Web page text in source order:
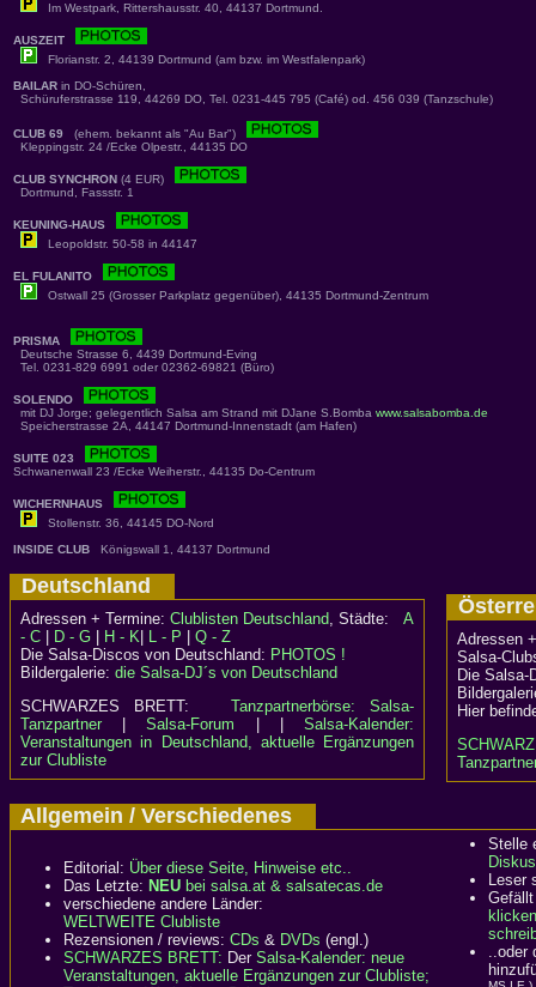
Im Westpark, Rittershausstr. 40, 44137 Dortmund.
AUSZEIT
Florianstr. 2, 44139 Dortmund (am bzw. im Westfalenpark)
BAILAR in DO-Schüren,
Schüruferstrasse 119, 44269 DO, Tel. 0231-445 795 (Café) od. 456 039 (Tanzschule)
CLUB 69 (ehem. bekannt als "Au Bar")
Kleppingstr. 24 /Ecke Olpestr., 44135 DO
CLUB SYNCHRON (4 EUR)
Dortmund, Fassstr. 1
KEUNING-HAUS
Leopoldstr. 50-58 in 44147
EL FULANITO
Ostwall 25 (Grosser Parkplatz gegenüber), 44135 Dortmund-Zentrum
PRISMA
Deutsche Strasse 6, 4439 Dortmund-Eving
Tel. 0231-829 6991 oder 02362-69821 (Büro)
SOLENDO
mit DJ Jorge; gelegentlich Salsa am Strand mit DJane S.Bomba www.salsabomba.de
Speicherstrasse 2A, 44147 Dortmund-Innenstadt (am Hafen)
SUITE 023
Schwanenwall 23 /Ecke Weiherstr., 44135 Do-Centrum
WICHERNHAUS
Stollenstr. 36, 44145 DO-Nord
INSIDE CLUB Königswall 1, 44137 Dortmund
Deutschland
Adressen + Termine: Clublisten Deutschland, Städte: A
- C
D - G H - K L - P
Q - Z
Die Salsa-Discos von Deutschland: PHOTOS !
Bildergalerie: die Salsa-DJ´s von Deutschland
SCHWARZES BRETT:Tanzpartnerbörse: Salsa-
Tanzpartner|Salsa-Forum | |Salsa-Kalender:
Veranstaltungen in Deutschland, aktuelle Ergänzungen
zur Clubliste
Adressen
Salsa-
Die
Hier
Allgemein / Verschiedenes
Editorial: Über diese Seite, Hinweise etc..
Das Letzte: NEU bei salsa.at & salsatecas.de
verschiedene andere Länder:
WELTWEITE Clubliste
Rezensionen / reviews: CDs & DVDs (engl.)
SCHWARZES BRETT: Der Salsa-Kalender: neue
Veranstaltungen, aktuelle Ergänzungen zur Clubliste;
Stelle
Leser
klicken
..oder